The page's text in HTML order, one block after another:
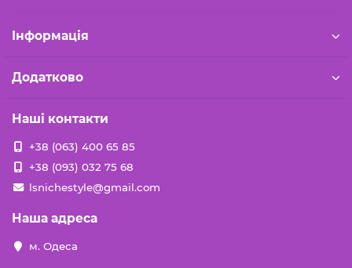
Iнформація
Додатково
Наші контакти
+38 (063) 400 65 85
+38 (093) 032 75 68
lsnichestyle@gmail.com
Наша адреса
м. Одеса